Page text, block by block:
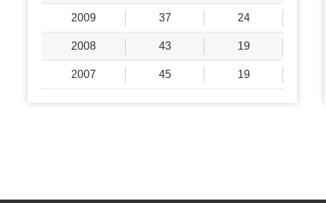
2009 37 24
2008 43 19
2007 45 19